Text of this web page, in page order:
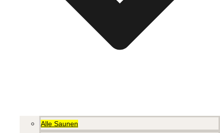
Alle Saunen